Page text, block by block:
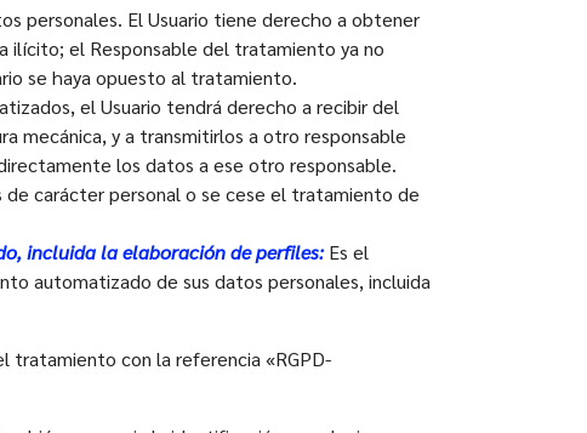
personales. El Usuario tiene derecho a obtener
ilícito; el Responsable del tratamiento ya no
se haya opuesto al tratamiento.
el Usuario tendrá derecho a recibir del
mecánica, y a transmitirlos a otro responsable
los datos a ese otro responsable.
carácter personal o se cese el tratamiento de
incluida la elaboración de perfiles:Es el
automatizado de sus datos personales, incluida
tratamiento con la referencia «RGPD-